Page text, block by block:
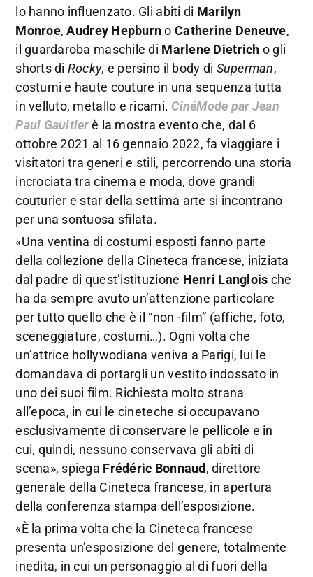
lo hanno influenzato. Gli abiti di Marilyn
Monroe,Audrey HepburnoCatherine Deneuve,
il guardaroba maschile di Marlene Dietrich o gli
shorts di Rocky, e persino il body di Superman,
costumi e haute couture in una sequenza tutta
in velluto, metallo e ricami. CinéMode par Jean
Paul Gaultierè la mostra evento che, dal 6
ottobre 2021 al 16 gennaio 2022, fa viaggiare i
visitatori tra generi e stili, percorrendo una storia
incrociata tra cinema e moda, dove grandi
couturier e star della settima arte si incontrano
per una sontuosa sfilata.
«Una ventina di costumi esposti fanno parte
della collezione della Cineteca francese, iniziata
dal padre di quest’istituzione Henri Langlois che
ha da sempre avuto un’attenzione particolare
per tutto quello che è il “non -film” (affiche, foto,
sceneggiature, costumi…). Ogni volta che
un’attrice hollywodiana veniva a Parigi, lui le
domandava di portargli un vestito indossato in
uno dei suoi film. Richiesta molto strana
all’epoca, in cui le cineteche si occupavano
esclusivamente di conservare le pellicole e in
cui, quindi, nessuno conservava gli abiti di
scena», spiega Frédéric Bonnaud , direttore
generale della Cineteca francese, in apertura
della conferenza stampa dell’esposizione.
«È la prima volta che la Cineteca francese
presenta un’esposizione del genere, totalmente
inedita, in cui un personaggio al di fuori della